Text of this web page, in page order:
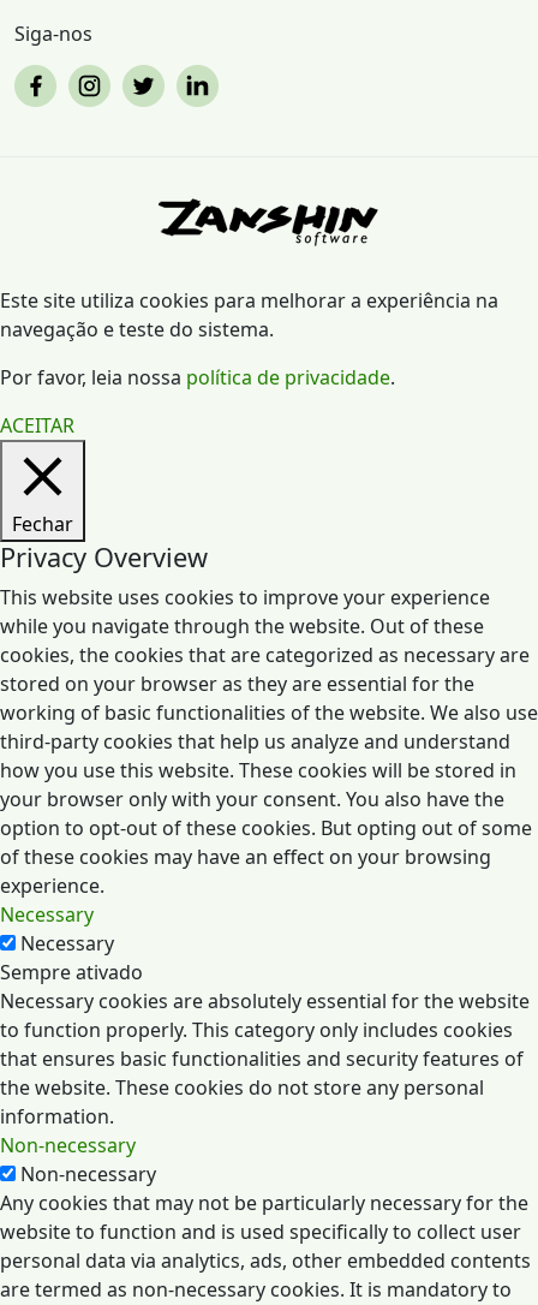
Siga-nos
Este site utiliza cookies para melhorar a experiência na
navegação e teste do sistema.
Por favor, leia nossa política de privacidade.
ACEITAR
Fechar
Privacy Overview
This website uses cookies to improve your experience
while you navigate through the website. Out of these
cookies, the cookies that are categorized as necessary are
stored on your browser as they are essential for the
working of basic functionalities of the website. We also use
third-party cookies that help us analyze and understand
how you use this website. These cookies will be stored in
your browser only with your consent. You also have the
option to opt-out of these cookies. But opting out of some
of these cookies may have an effect on your browsing
experience.
Necessary
Necessary
Sempre ativado
Necessary cookies are absolutely essential for the website
to function properly. This category only includes cookies
that ensures basic functionalities and security features of
the website. These cookies do not store any personal
information.
Non-necessary
Non-necessary
Any cookies that may not be particularly necessary for the
website to function and is used specifically to collect user
personal data via analytics, ads, other embedded contents
are termed as non-necessary cookies. It is mandatory to